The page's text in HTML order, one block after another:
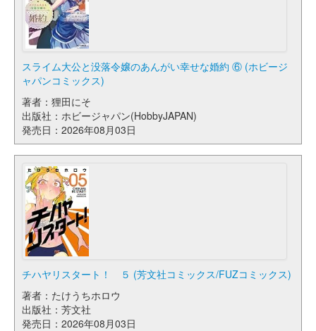
スライム大公と没落令嬢のあんがい幸せな婚約 ⑥ (ホビージ
ャパンコミックス)
著者：狸田にそ
出版社：ホビージャパン(HobbyJAPAN)
発売日：2026年08月03日
チハヤリスタート！ ５ (芳文社コミックス/FUZコミックス)
著者：たけうちホロウ
出版社：芳文社
発売日：2026年08月03日